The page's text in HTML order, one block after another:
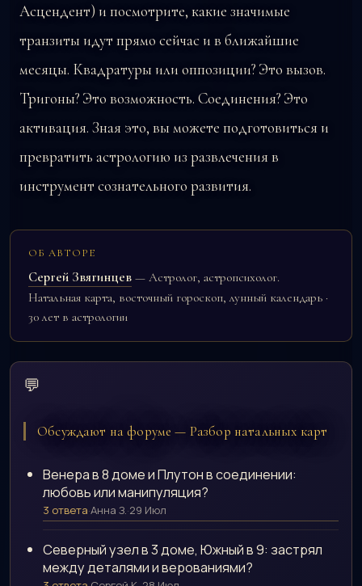
Асцендент) и посмотрите, какие значимые
транзиты идут прямо сейчас и в ближайшие
месяцы. Квадратуры или оппозиции? Это вызов.
Тригоны? Это возможность. Соединения? Это
активация. Зная это, вы можете подготовиться и
превратить астрологию из развлечения в
инструмент сознательного развития.
ОБ АВТОРЕ
Сергей Звягинцев — Астролог, астропсихолог.
Натальная карта, восточный гороскоп, лунный календарь ·
30 лет в астрологии
💬
Обсуждают на форуме — Разбор натальных карт
Венера в 8 доме и Плутон в соединении:
любовь или манипуляция?
3 ответа·Анна З.·29 Июл
Северный узел в 3 доме, Южный в 9: застрял
между деталями и верованиями?